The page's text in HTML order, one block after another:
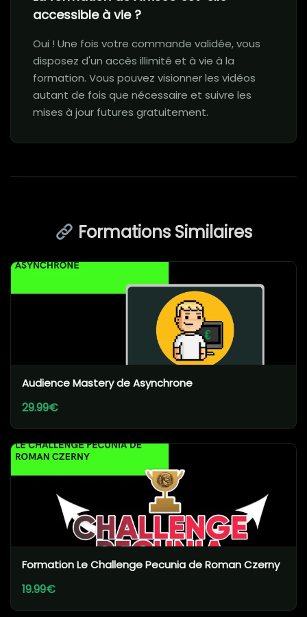
accessible à vie ?
Oui ! Une fois votre commande validée, vous
disposez d'un accès illimité et à vie à la
formation. Vous pouvez visionner les vidéos
autant de fois que nécessaire et suivre les
mises à jour futures gratuitement.
Formations Similaires
Audience Mastery de Asynchrone
29.99€
Formation Le Challenge Pecunia de Roman Czerny
19.99€